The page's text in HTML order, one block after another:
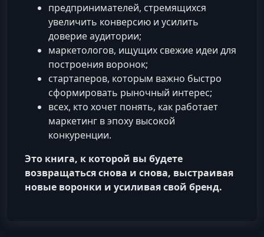
предпринимателей, стремящихся
увеличить конверсию и усилить
доверие аудитории;
маркетологов, ищущих свежие идеи для
построения воронок;
стартаперов, которым важно быстро
сформировать рыночный интерес;
всех, кто хочет понять, как работает
маркетинг в эпоху высокой
конкуренции.
Это книга, к которой вы будете
возвращаться снова и снова, выстраивая
новые воронки и усиливая свой бренд.